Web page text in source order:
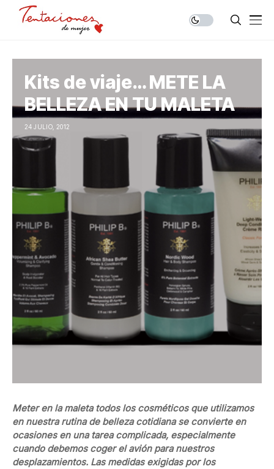
Kits de viaje… METE LA
BELLEZA EN TU MALETA
24 JULIO, 2012
Meter en la maleta todos los cosméticos que utilizamos
en nuestra rutina de belleza cotidiana se convierte en
ocasiones en una tarea complicada, especialmente
cuando debemos coger el avión para nuestros
desplazamientos. Las medidas exigidas por los